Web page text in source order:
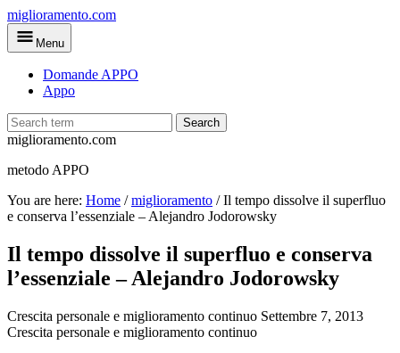
Skip
to
main
miglioramento.com
Menu
Domande APPO
Appo
Search
miglioramento.com
metodo APPO
You are here: Home /miglioramento /Il tempo dissolve il superfluo
e conserva l’essenziale – Alejandro Jodorowsky
Il tempo dissolve il superfluo e conserva
l’essenziale – Alejandro Jodorowsky
Crescita personale e miglioramento continuo Settembre 7, 2013
Crescita personale e miglioramento continuo